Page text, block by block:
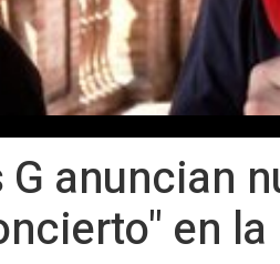
anuncian
en la